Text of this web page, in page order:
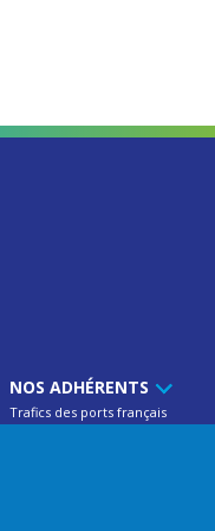
NOS ADHÉRENTS
Trafics des ports français